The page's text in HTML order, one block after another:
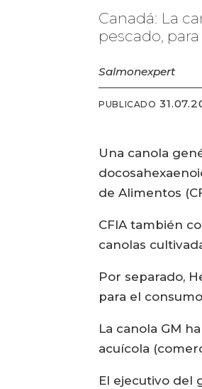
Canadá: La
pescado,
Salmonexpert
PUBLICADO
Una canola
de Alimentos
CFIA también
canolas
Por separado,
para el
La canola GM
acuícola
El ejecutivo del